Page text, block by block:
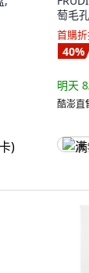
萄毛
首購
40%
明天
酷澎直
满